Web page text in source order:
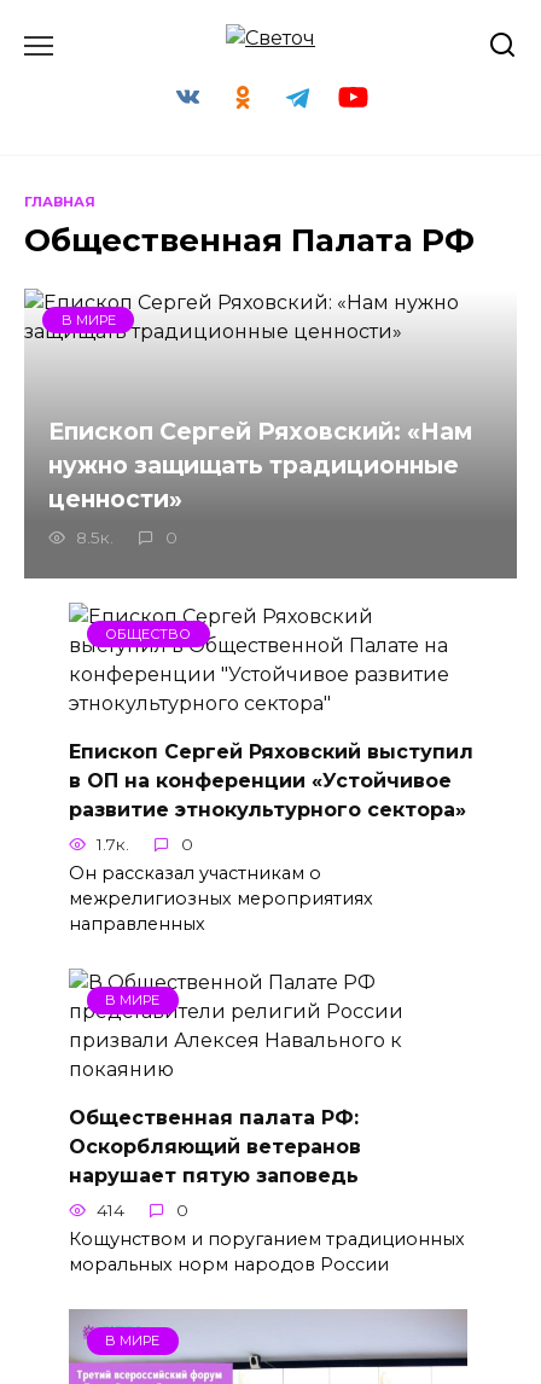
ГЛАВНАЯ
Общественная Палата РФ
В МИРЕ
Епископ Сергей Ряховский: «Нам
нужно защищать традиционные
ценности»
8.5к. 0
ОБЩЕСТВО
Епископ Сергей Ряховский выступил
в ОП на конференции «Устойчивое
развитие этнокультурного сектора»
1.7к. 0
Он рассказал участникам о
межрелигиозных мероприятиях
направленных
В МИРЕ
Общественная палата РФ:
Оскорбляющий ветеранов
нарушает пятую заповедь
414 0
Кощунством и поруганием традиционных
моральных норм народов России
В МИРЕ